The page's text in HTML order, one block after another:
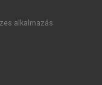
alkalmazás